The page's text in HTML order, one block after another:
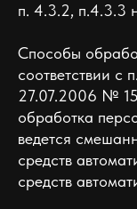
п. 4.3.2, п.4.3.3
Способы
соответствии с
27.07.2006 №
обработка
ведется
средств
средств